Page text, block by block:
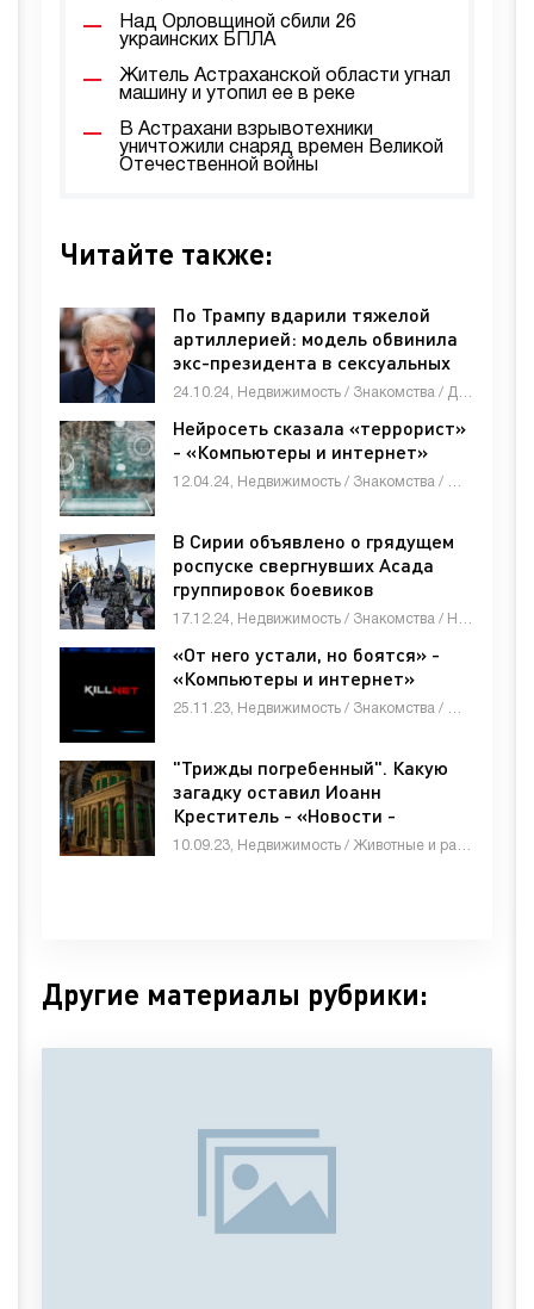
Над Орловщиной сбили 26
украинских БПЛА
Житель Астраханской области угнал
машину и утопил ее в реке
В Астрахани взрывотехники
уничтожили снаряд времен Великой
Отечественной войны
Читайте также:
По Трампу вдарили тяжелой
артиллерией: модель обвинила
экс-президента в сексуальных
прикосновениях
Нейросеть сказала «террорист»
- «Компьютеры и интернет»
В Сирии объявлено о грядущем
роспуске свергнувших Асада
группировок боевиков
«От него устали, но боятся» -
«Компьютеры и интернет»
"Трижды погребенный". Какую
загадку оставил Иоанн
Креститель - «Новости -
строительства»
Другие материалы рубрики: